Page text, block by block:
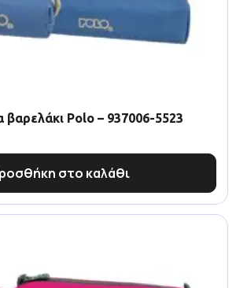
Polo – 937006-5523
στο καλάθι